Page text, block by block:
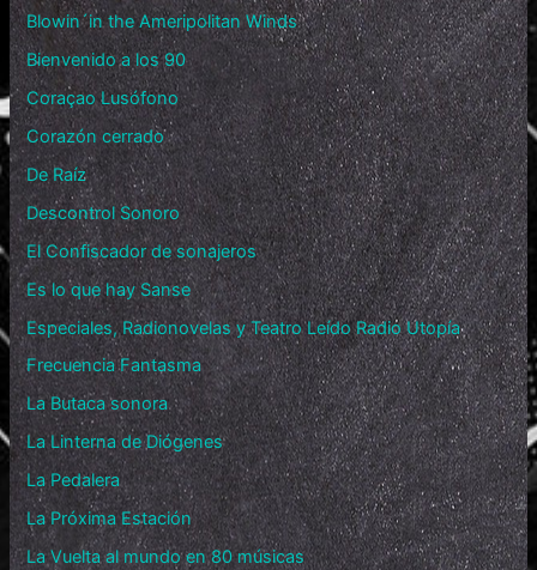
Blowin´in the Ameripolitan Winds
Bienvenido a los 90
Coraçao Lusófono
Corazón cerrado
De Raíz
Descontrol Sonoro
El Confiscador de sonajeros
Es lo que hay Sanse
Especiales, Radionovelas y Teatro Leído Radio Utopía
Frecuencia Fantasma
La Butaca sonora
La Linterna de Diógenes
La Pedalera
La Próxima Estación
La Vuelta al mundo en 80 músicas